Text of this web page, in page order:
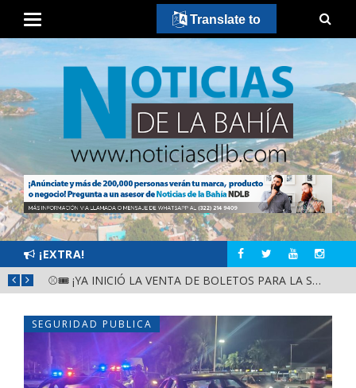
¡EXTRA!
⚾🎟️ ¡YA INICIÓ LA VENTA DE BOLETOS PARA LA SERIE DEL CARIBE KIDS NAYARIT 2026!
SEGURIDAD PUBLICA
Translate to